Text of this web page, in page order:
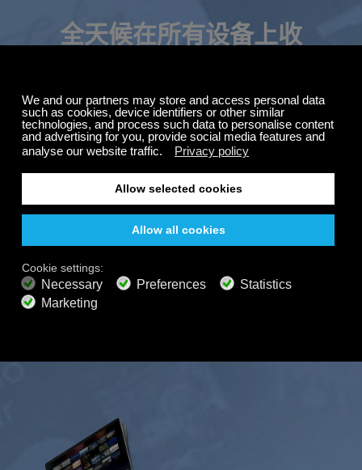
订阅最高可享五折优
惠。
200+ 频道 无限聆听
免费收听
700+ 音乐频道 无广告音乐
声景混音器
全天候在所有设备上收
随时随地享受您的 Calm Radio 之旅——即使离线也能收
听。精选音乐、自然声音和轻松氛围，让您轻松集中注
意力、放松身心、冥想，或进入深度睡眠。